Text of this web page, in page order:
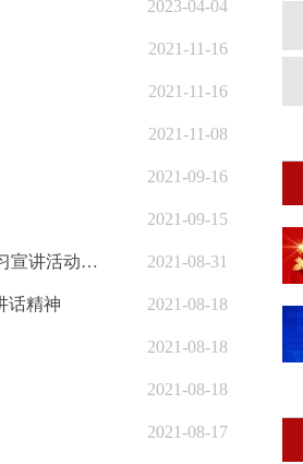
2023-04-04
2021-11-16
2021-11-16
2021-11-08
2021-09-16
2021-09-15
湘潭市政协民建界别委员工作室“七一”宣讲进民企—— 习近平总书记“七一”重要讲话精神学习宣讲活动启动 2021-08-31
话精神 2021-08-18
2021-08-18
2021-08-18
2021-08-17